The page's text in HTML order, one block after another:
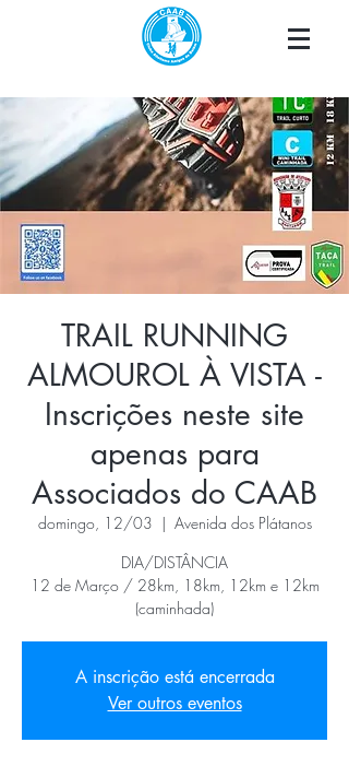
TRAIL RUNNING
ALMOUROL À VISTA -
Inscrições neste site
apenas para
Associados do CAAB
domingo, 12/03
  |
Avenida dos Plátanos
DIA/DISTÂNCIA
12 de Março / 28km, 18km, 12km e 12km
(caminhada)
A inscrição está encerrada
Ver outros eventos